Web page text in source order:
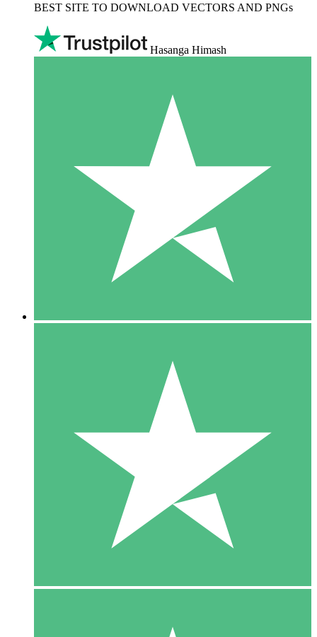
BEST SITE TO DOWNLOAD VECTORS AND PNGs
Hasanga Himash